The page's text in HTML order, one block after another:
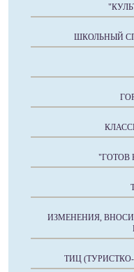
ШКОЛЬНЫЙ
"ГОТОВ
ИЗМЕНЕНИЯ,
ТИЦ